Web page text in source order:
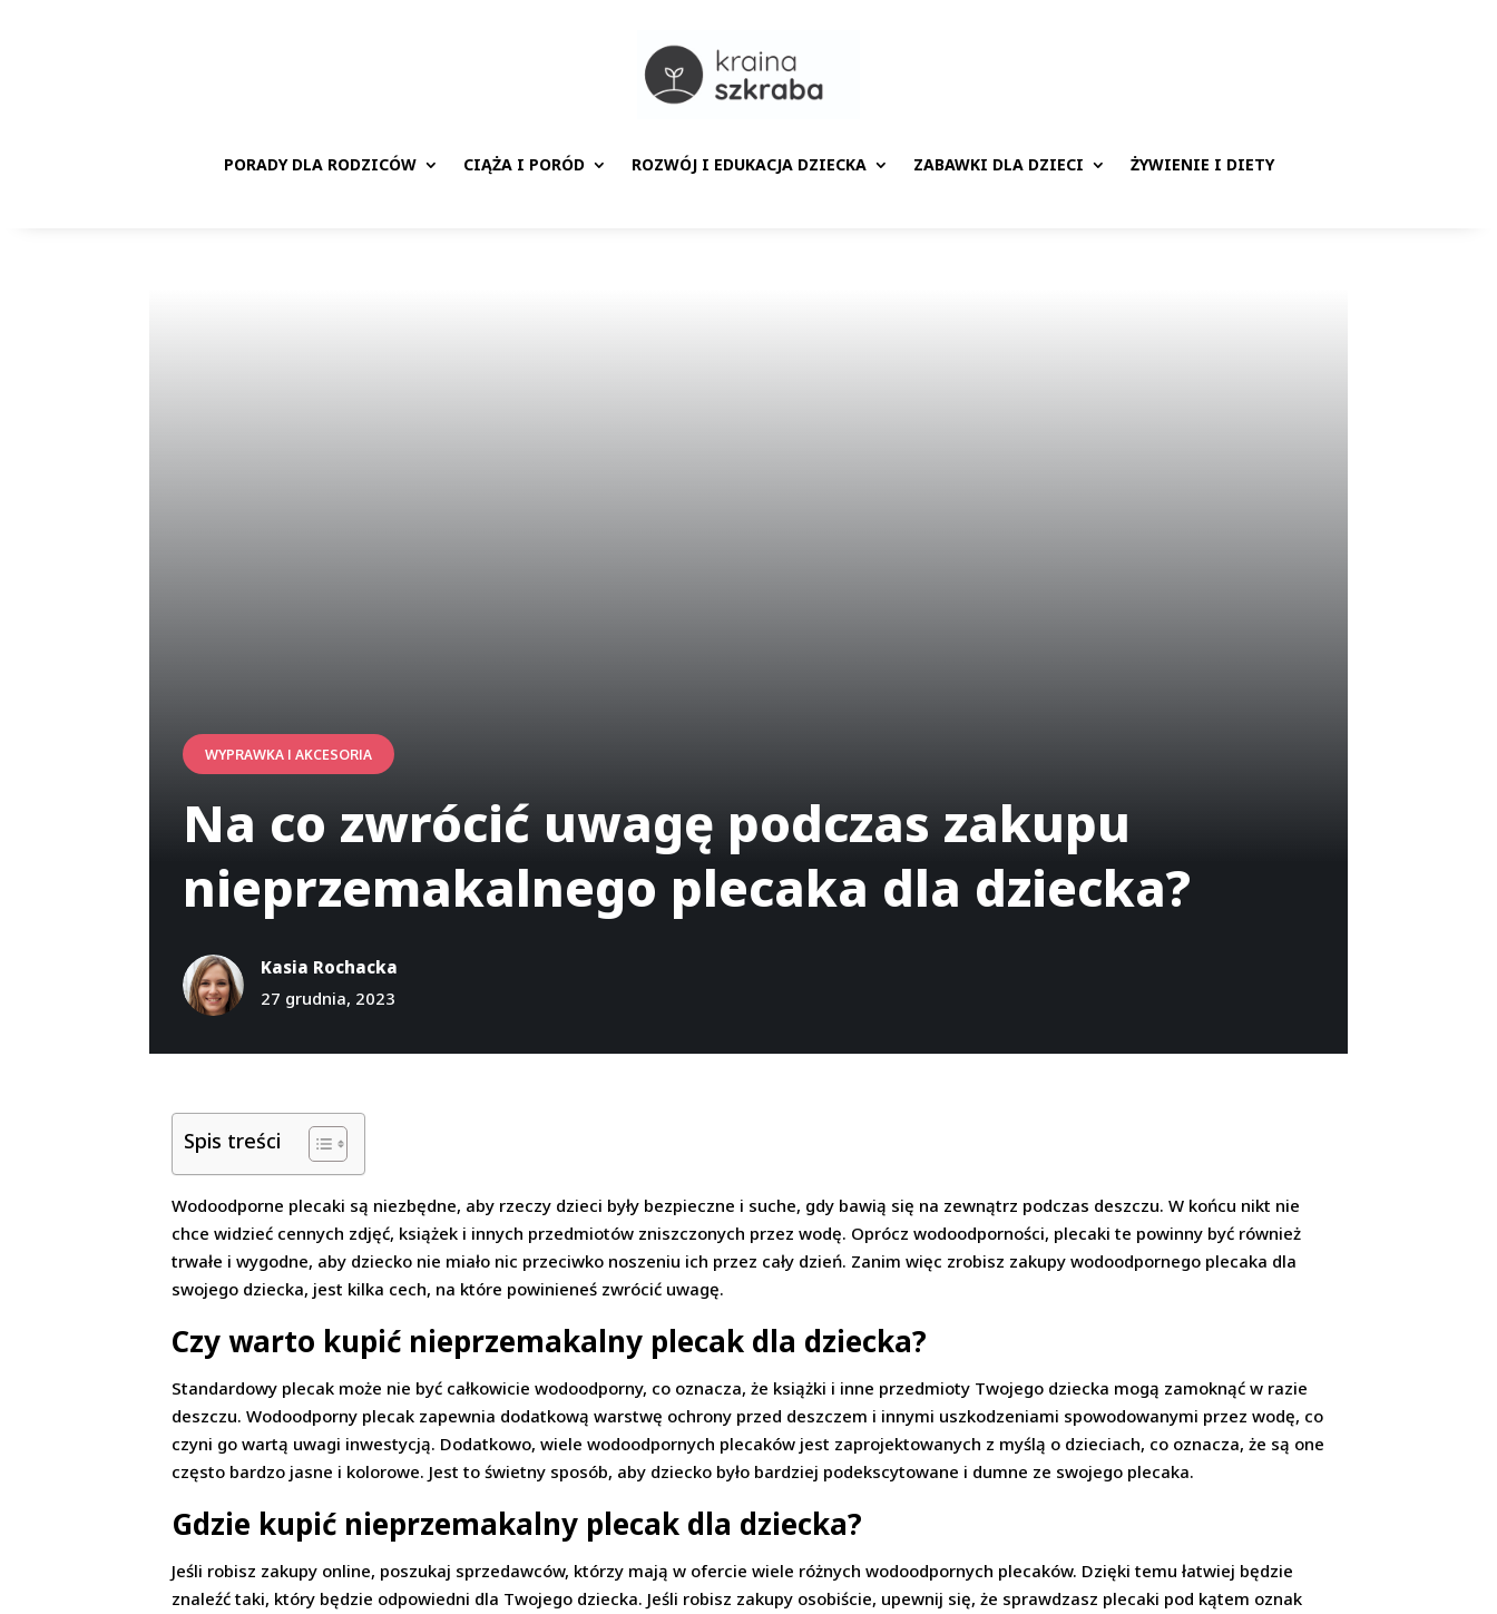
PORADY DLA RODZICÓW CIĄŻA I PORÓD ROZWÓJ I EDUKACJA DZIECKA ZABAWKI DLA DZIECI ŻYWIENIE I DIETY
WYPRAWKA I AKCESORIA
Na co zwrócić uwagę podczas zakupu
nieprzemakalnego plecaka dla dziecka?
Kasia Rochacka
27 grudnia, 2023
Spis treści
Wodoodporne plecaki są niezbędne, aby rzeczy dzieci były bezpieczne i suche, gdy bawią się na zewnątrz podczas deszczu. W końcu nikt nie
chce widzieć cennych zdjęć, książek i innych przedmiotów zniszczonych przez wodę. Oprócz wodoodporności, plecaki te powinny być również
trwałe i wygodne, aby dziecko nie miało nic przeciwko noszeniu ich przez cały dzień. Zanim więc zrobisz zakupy wodoodpornego plecaka dla
swojego dziecka, jest kilka cech, na które powinieneś zwrócić uwagę.
Czy warto kupić nieprzemakalny plecak dla dziecka?
Standardowy plecak może nie być całkowicie wodoodporny, co oznacza, że książki i inne przedmioty Twojego dziecka mogą zamoknąć w razie
deszczu. Wodoodporny plecak zapewnia dodatkową warstwę ochrony przed deszczem i innymi uszkodzeniami spowodowanymi przez wodę, co
czyni go wartą uwagi inwestycją. Dodatkowo, wiele wodoodpornych plecaków jest zaprojektowanych z myślą o dzieciach, co oznacza, że są one
często bardzo jasne i kolorowe. Jest to świetny sposób, aby dziecko było bardziej podekscytowane i dumne ze swojego plecaka.
Gdzie kupić nieprzemakalny plecak dla dziecka?
Jeśli robisz zakupy online, poszukaj sprzedawców, którzy mają w ofercie wiele różnych wodoodpornych plecaków. Dzięki temu łatwiej będzie
znaleźć taki, który będzie odpowiedni dla Twojego dziecka. Jeśli robisz zakupy osobiście, upewnij się, że sprawdzasz plecaki pod kątem oznak